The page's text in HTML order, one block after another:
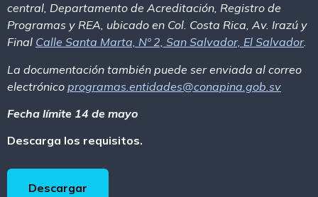
central, Departamento de Acreditación, Registro de
Programas y REA, ubicado en Col. Costa Rica, Av. Irazú y
Final Calle Santa Marta, Nº 2, San Salvador, El Salvador.
La documentación también puede ser enviada al correo
electrónico programas.entidades@conapina.gob.sv
Fecha límite 14 de mayo
Descarga los requisitos.
Descargar